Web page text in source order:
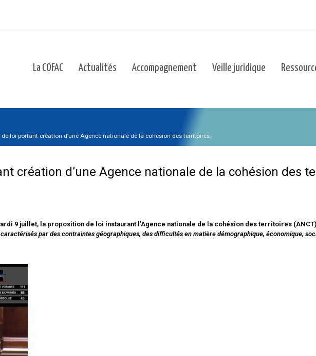
La COFAC Actualités Accompagnement Veille juridique
loi portant création d’une Agence nationale de la cohésion des territoires.
création d’une Agence nationale de la cohésion des
9 juillet, la proposition de loi instaurant l’Agence nationale de la cohésion des territoires
par des contraintes géographiques, des difficultés en matière démographique, économique,